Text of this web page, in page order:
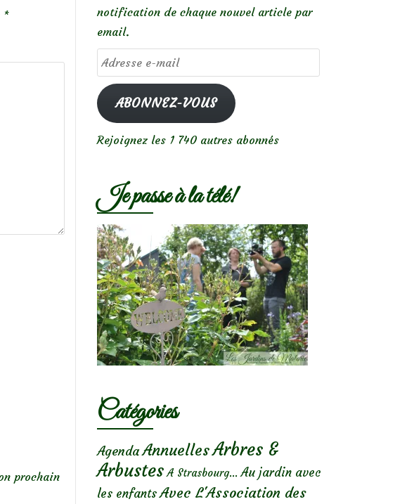
*
prochain
notification de chaque nouvel article par
email.
Adresse
e-
mailABONNEZ-VOUS
Rejoignez les 1 740 autres abonnés
Je passe à la télé!
Catégories
Agenda AnnuellesArbres &
Arbustes A Strasbourg... Au jardin avec
les enfants Avec L'Association des